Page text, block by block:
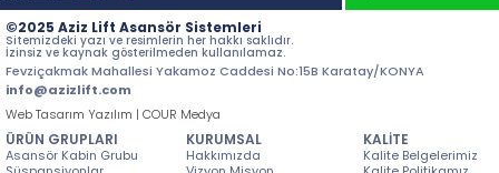
©2025 Aziz Lift Asansör Sistemleri
Sitemizdeki yazı ve resimlerin her hakkı saklıdır.
İzinsiz ve kaynak gösterilmeden kullanılamaz.
Fevziçakmak Mahallesi Yakamoz Caddesi No:15B Karatay/KONYA
info@azizlift.com
Web Tasarım Yazılım | COUR Medya
ÜRÜN GRUPLARI
Asansör Kabin Grubu
KURUMSAL
Hakkımızda
KALİTE
Kalite Belgelerimiz